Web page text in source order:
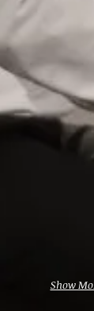
Show